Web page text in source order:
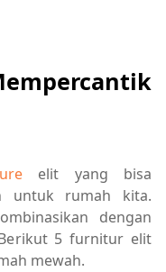
elit yang bisa
untuk rumah kita.
dengan
5 furnitur elit
mewah.